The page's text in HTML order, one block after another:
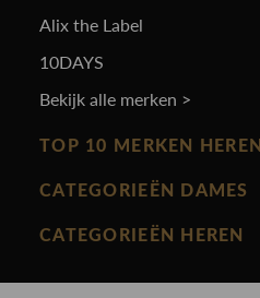
Alix the Label
10DAYS
Bekijk alle merken >
TOP 10 MERKEN HEREN
Vanguard
Cast Iron
CATEGORIEËN DAMES
Nieuw binnen
CATEGORIEËN HEREN